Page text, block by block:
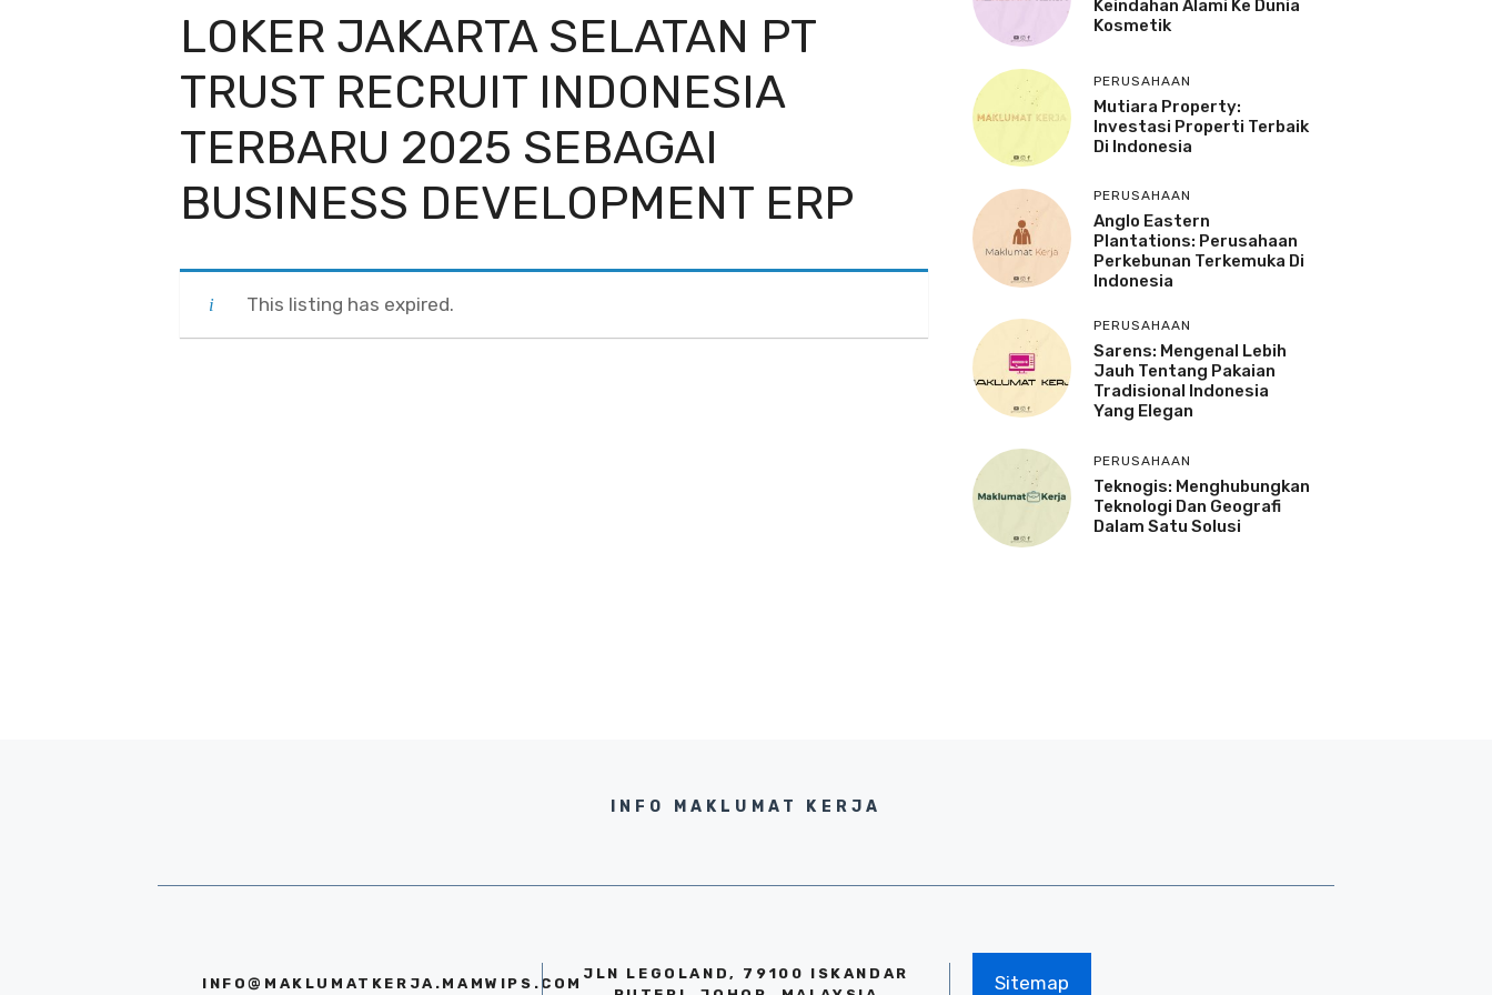
LOKER JAKARTA SELATAN PT
TRUST RECRUIT INDONESIA
TERBARU 2025 SEBAGAI
BUSINESS DEVELOPMENT ERP
This listing has expired.
Keindahan Alami Ke Dunia
Kosmetik
PERUSAHAAN
Mutiara Property:
Investasi Properti Terbaik
Di Indonesia
PERUSAHAAN
Anglo Eastern
Plantations: Perusahaan
Perkebunan Terkemuka Di
Indonesia
PERUSAHAAN
Sarens: Mengenal Lebih
Jauh Tentang Pakaian
Tradisional Indonesia
Yang Elegan
PERUSAHAAN
Teknogis: Menghubungkan
Teknologi Dan Geografi
Dalam Satu Solusi
INFO MAKLUMAT KERJA
INFO@MAKLUMATKERJA.MAMWIPS.COM
JLN LEGOLAND, 79100 ISKANDAR
Sitemap